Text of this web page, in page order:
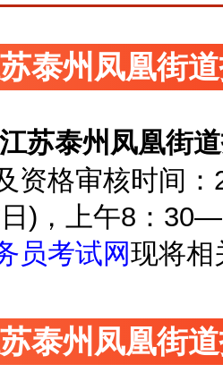
泰州凤凰街
江苏泰州凤凰街
资格审核时间
)，上午8：
员考试网现将相
泰州凤凰街